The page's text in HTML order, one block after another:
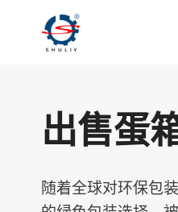
出售蛋
随着全球对环保包